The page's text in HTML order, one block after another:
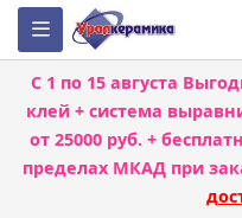
С 1 по 15 августа
клей + система
от 25000 руб. +
пределах МКАД при